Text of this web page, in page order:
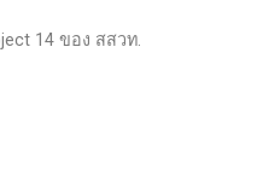
14 ของ สสวท.